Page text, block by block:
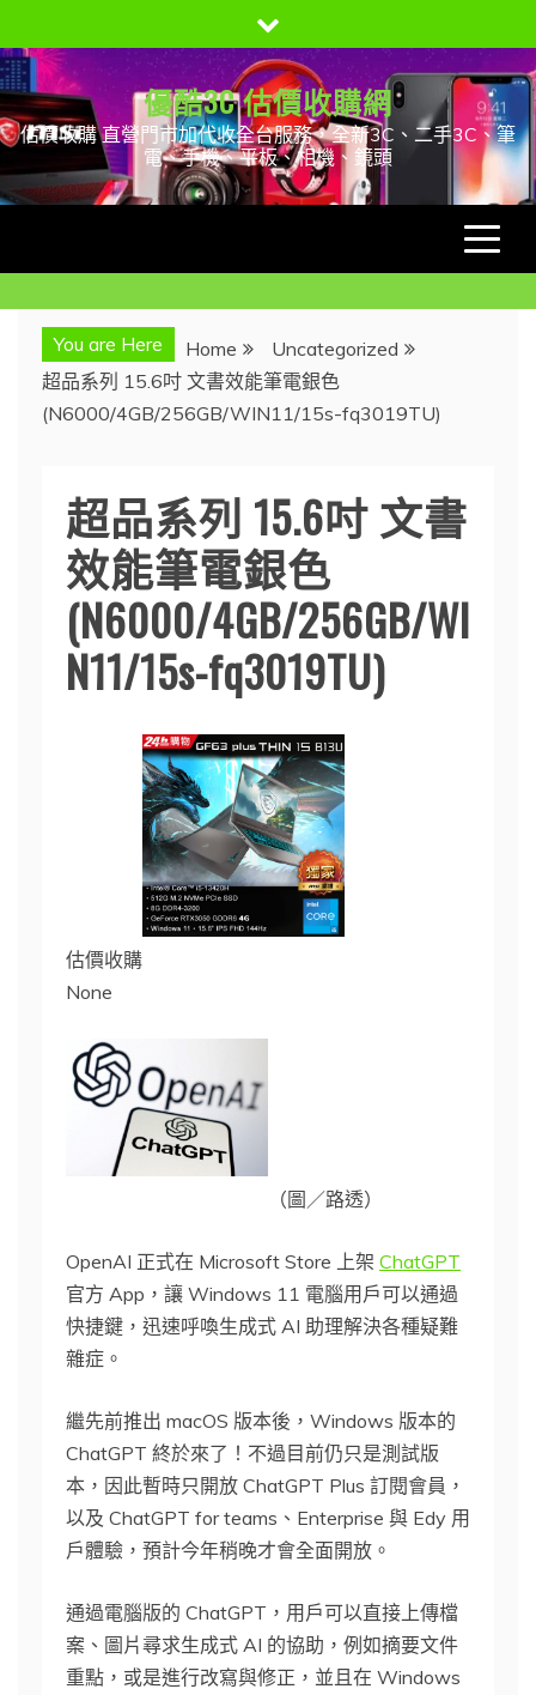
to
content
優酷3C 估價收購網
估價收購 直營門市加代收全台服務，全新3C、二手3C、筆
電、手機、平板、相機、鏡頭
You are Here Home
Uncategorized
超品系列 15.6吋 文書效能筆電銀色
(N6000/4GB/256GB/WIN11/15s-fq3019TU)
超品系列 15.6吋 文書
效能筆電銀色
(N6000/4GB/256GB/WI
N11/15s-fq3019TU)
估價收購
None
（圖／路透）
OpenAI 正式在 Microsoft Store 上架 ChatGPT
官方 App，讓 Windows 11 電腦用戶可以通過
快捷鍵，迅速呼喚生成式 AI 助理解決各種疑難
雜症。
繼先前推出 macOS 版本後，Windows 版本的
ChatGPT 終於來了！不過目前仍只是測試版
本，因此暫時只開放 ChatGPT Plus 訂閱會員，
以及 ChatGPT for teams、Enterprise 與 Edy 用
戶體驗，預計今年稍晚才會全面開放。
通過電腦版的 ChatGPT，用戶可以直接上傳檔
案、圖片尋求生成式 AI 的協助，例如摘要文件
重點，或是進行改寫與修正，並且在 Windows